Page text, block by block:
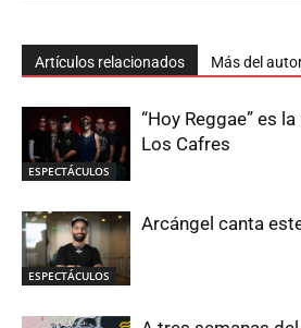
Artículos relacionados Más del
ESPECTÁCULOS
“Hoy Reggae” es
Los Cafres
ESPECTÁCULOS
Arcángel canta